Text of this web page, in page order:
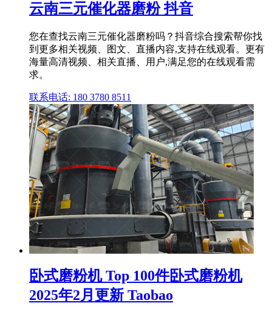
云南三元催化器磨粉 抖音
您在查找云南三元催化器磨粉吗？抖音综合搜索帮你找
到更多相关视频、图文、直播内容,支持在线观看。更有
海量高清视频、相关直播、用户,满足您的在线观看需
求。
联系电话: 180 3780 8511
卧式磨粉机 Top 100件卧式磨粉机
2025年2月更新 Taobao